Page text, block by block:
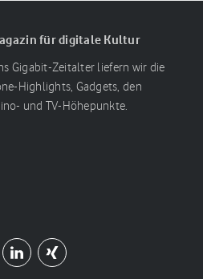
für digitale Kultur
Gigabit-Zeitalter liefern wir die
Highlights, Gadgets, den
und TV-Höhepunkte.